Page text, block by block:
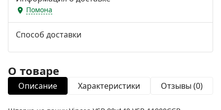
Помона
Способ доставки
О товаре
Описание Характеристики Отзывы (0)